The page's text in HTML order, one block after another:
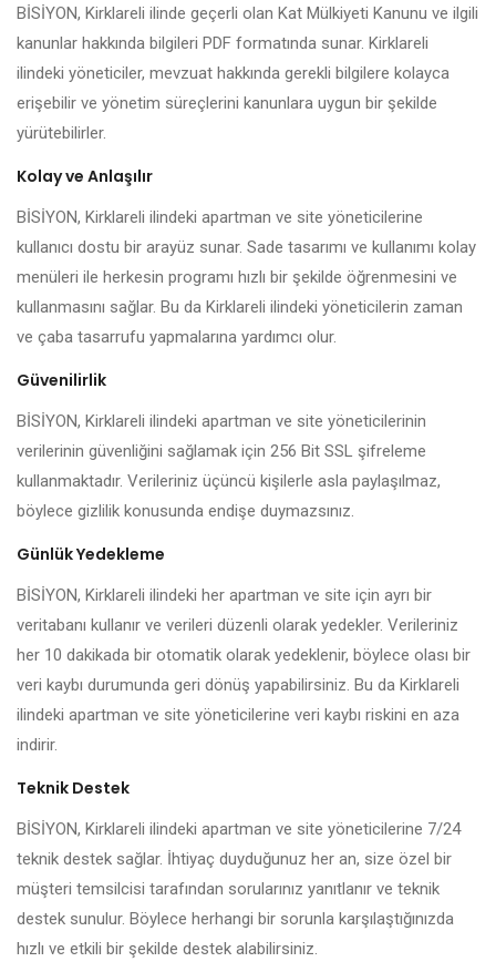
BİSİYON, Kirklareli ilinde geçerli olan Kat Mülkiyeti Kanunu ve ilgili
kanunlar hakkında bilgileri PDF formatında sunar. Kirklareli
ilindeki yöneticiler, mevzuat hakkında gerekli bilgilere kolayca
erişebilir ve yönetim süreçlerini kanunlara uygun bir şekilde
yürütebilirler.
Kolay ve Anlaşılır
BİSİYON, Kirklareli ilindeki apartman ve site yöneticilerine
kullanıcı dostu bir arayüz sunar. Sade tasarımı ve kullanımı kolay
menüleri ile herkesin programı hızlı bir şekilde öğrenmesini ve
kullanmasını sağlar. Bu da Kirklareli ilindeki yöneticilerin zaman
ve çaba tasarrufu yapmalarına yardımcı olur.
Güvenilirlik
BİSİYON, Kirklareli ilindeki apartman ve site yöneticilerinin
verilerinin güvenliğini sağlamak için 256 Bit SSL şifreleme
kullanmaktadır. Verileriniz üçüncü kişilerle asla paylaşılmaz,
böylece gizlilik konusunda endişe duymazsınız.
Günlük Yedekleme
BİSİYON, Kirklareli ilindeki her apartman ve site için ayrı bir
veritabanı kullanır ve verileri düzenli olarak yedekler. Verileriniz
her 10 dakikada bir otomatik olarak yedeklenir, böylece olası bir
veri kaybı durumunda geri dönüş yapabilirsiniz. Bu da Kirklareli
ilindeki apartman ve site yöneticilerine veri kaybı riskini en aza
indirir.
Teknik Destek
BİSİYON, Kirklareli ilindeki apartman ve site yöneticilerine 7/24
teknik destek sağlar. İhtiyaç duyduğunuz her an, size özel bir
müşteri temsilcisi tarafından sorularınız yanıtlanır ve teknik
destek sunulur. Böylece herhangi bir sorunla karşılaştığınızda
hızlı ve etkili bir şekilde destek alabilirsiniz.